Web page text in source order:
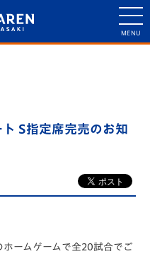
S指定席完売のお知
ームゲームで全20試合でご